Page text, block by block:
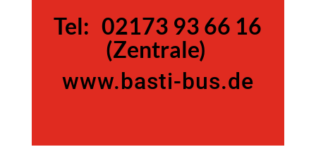
Tel: 02173 93 66 16
(Zentrale)
www.basti-bus.de